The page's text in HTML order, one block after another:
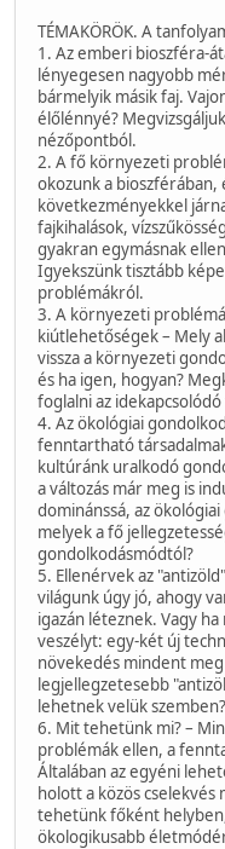
TÉMAKÖRÖK. A
1. Az emberi bioszféra-
lényegesen nagyobb
bármelyik másik faj.
élőlénnyé?
nézőpontból.
2. A fő környezeti
okozunk a bioszférában,
következményekkel
fajkihalások,
gyakran egymásnak
Igyekszünk tisztább
problémákról.
3. A környezeti
kiútlehetőségek – Mely
vissza a környezeti
és ha igen, hogyan?
foglalni az
4. Az ökológiai
fenntartható
kultúránk uralkodó
a változás már meg is
dominánssá, az
melyek a fő
gondolkodásmódtól?
5. Ellenérvek az
világunk úgy jó, ahogy
igazán léteznek. Vagy
veszélyt: egy-két új
növekedés mindent
legjellegzetesebb
lehetnek velük szemben?
6. Mit tehetünk mi? –
problémák ellen, a
Általában az egyéni
holott a közös cselekvés
tehetünk főként
ökologikusabb